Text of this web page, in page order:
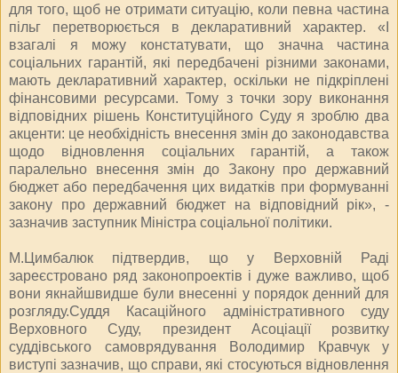
для того, щоб не отримати ситуацію, коли певна частина
пільг перетворюється в декларативний характер. «І
взагалі я можу констатувати, що значна частина
соціальних гарантій, які передбачені різними законами,
мають декларативний характер, оскільки не підкріплені
фінансовими ресурсами. Тому з точки зору виконання
відповідних рішень Конституційного Суду я зроблю два
акценти: це необхідність внесення змін до законодавства
щодо відновлення соціальних гарантій, а також
паралельно внесення змін до Закону про державний
бюджет або передбачення цих видатків при формуванні
закону про державний бюджет на відповідний рік», -
зазначив заступник Міністра соціальної політики.
М.Цимбалюк підтвердив, що у Верховній Раді
зареєстровано ряд законопроектів і дуже важливо, щоб
вони якнайшвидше були внесенні у порядок денний для
розгляду.Суддя Касаційного адміністративного суду
Верховного Суду, президент Асоціації розвитку
суддівського самоврядування Володимир Кравчук у
виступі зазначив, що справи, які стосуються відновлення